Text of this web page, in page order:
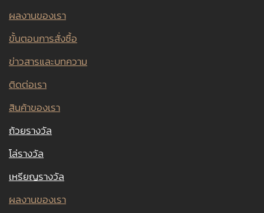
ผลงานของเรา
ขั้นตอนการสั่งซื้อ
ข่าวสารและบทความ
ติดต่อเรา
สินค้าของเรา
ถ้วยรางวัล
โล่รางวัล
เหรียญรางวัล
ผลงานของเรา